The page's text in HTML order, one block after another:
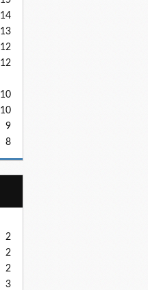
14
13
12
12
10
10
9
8
2
2
2
3